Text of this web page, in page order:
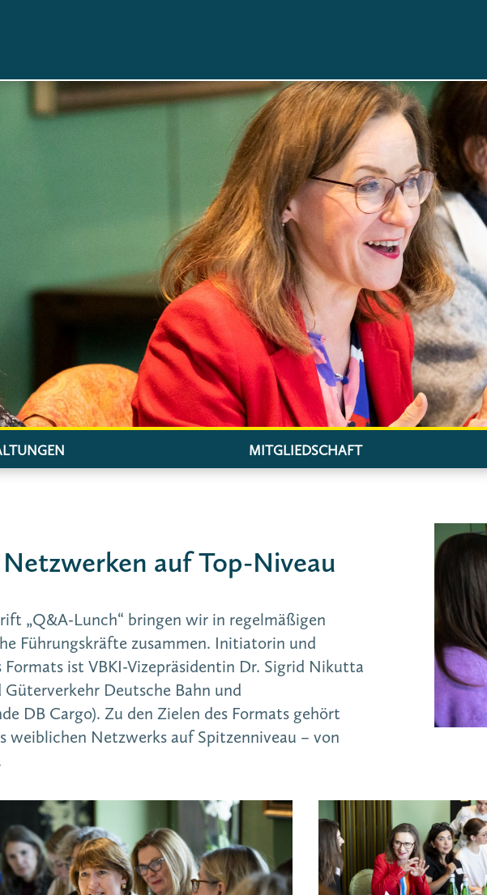
MITGLIEDSCHAFT
auf Top-Niveau
„Q&A-Lunch“ bringen wir in regelmäßigen
Führungskräfte zusammen. Initiatorin und
Formats ist VBKI-Vizepräsidentin Dr. Sigrid Nikutta
Deutsche Bahn und
DB Cargo). Zu den Zielen des Formats gehört
weiblichen Netzwerks auf Spitzenniveau – von